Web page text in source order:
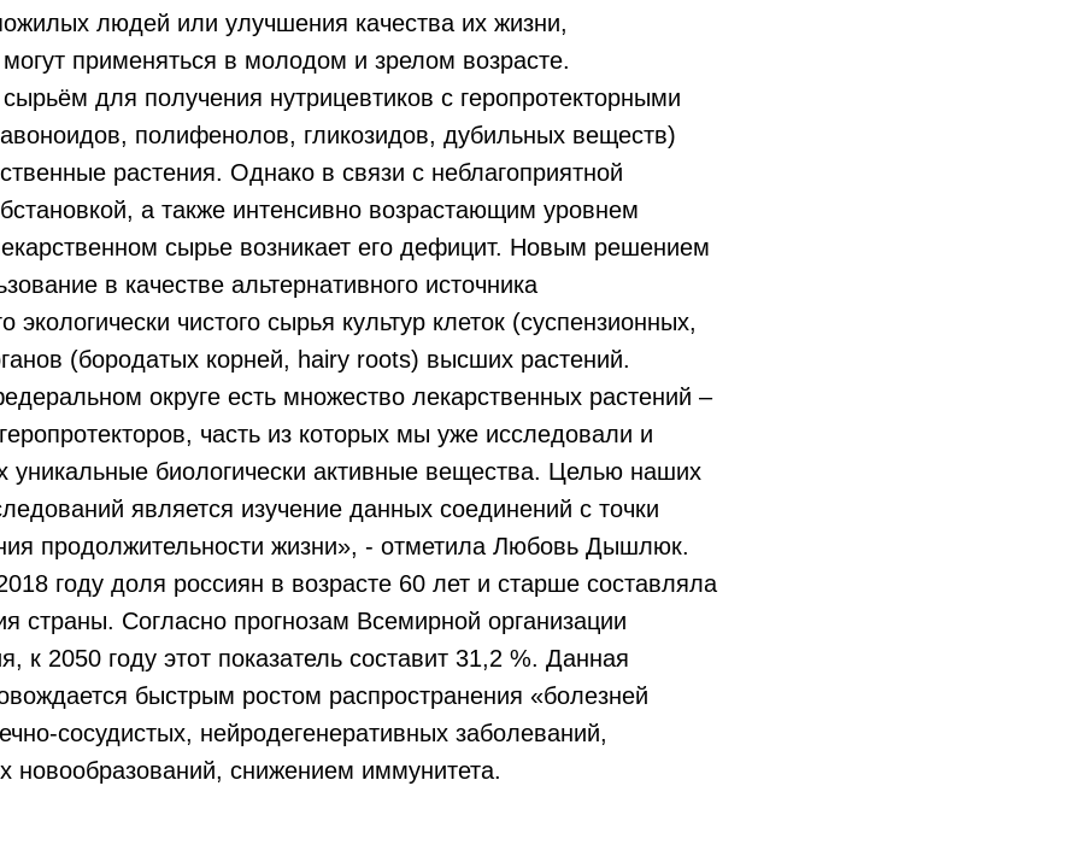
людей или улучшения качества их жизни,
могут применяться в молодом и зрелом возрасте.
для получения нутрицевтиков с геропротекторными
полифенолов, гликозидов, дубильных веществ)
растения. Однако в связи с неблагоприятной
а также интенсивно возрастающим уровнем
сырье возникает его дефицит. Новым решением
в качестве альтернативного источника
экологически чистого сырья культур клеток (суспензионных,
(бородатых корней, hairy roots) высших растений.
округе есть множество лекарственных растений –
часть из которых мы уже исследовали и
уникальные биологически активные вещества. Целью наших
является изучение данных соединений с точки
продолжительности жизни», - отметила Любовь Дышлюк.
году доля россиян в возрасте 60 лет и старше составляла
страны. Согласно прогнозам Всемирной организации
к 2050 году этот показатель составит 31,2 %. Данная
быстрым ростом распространения «болезней
сосудистых, нейродегенеративных заболеваний,
новообразований, снижением иммунитета.